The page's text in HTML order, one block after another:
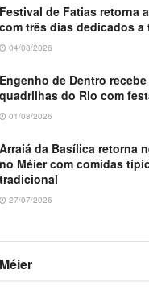
Festival de Fatias retorna
com três dias dedicados a
04/08/2026
Engenho de Dentro
quadrilhas do Rio com
01/08/2026
Arraiá da Basílica retorna
no Méier com comidas
tradicional
27/07/2026